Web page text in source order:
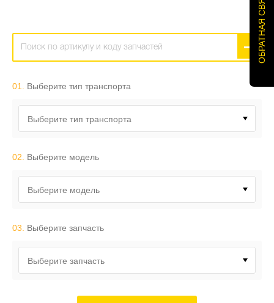
01. Выберите тип транспорта
Выберите тип транспорта
02. Выберите модель
Выберите модель
03. Выберите запчасть
Выберите запчасть
ОБРАТНАЯ СВЯЗЬ